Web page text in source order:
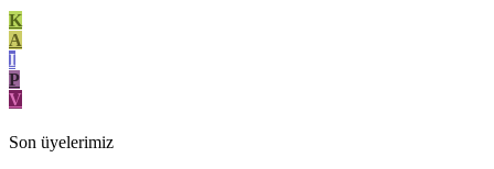
K
A
I
P
V
Son üyelerimiz